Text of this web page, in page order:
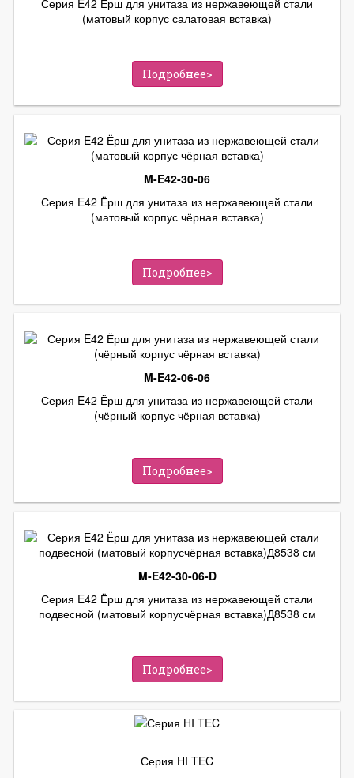
(матовый корпус салатовая вставка)
Подробнее>
M-E42-30-06
Серия E42 Ёрш для унитаза из нержавеющей стали
(матовый корпус чёрная вставка)
Подробнее>
M-E42-06-06
Серия E42 Ёрш для унитаза из нержавеющей стали
(чёрный корпус чёрная вставка)
Подробнее>
M-E42-30-06-D
Серия E42 Ёрш для унитаза из нержавеющей стали
подвесной (матовый корпусчёрная вставка)Д8538 см
Подробнее>
Серия HI TEC